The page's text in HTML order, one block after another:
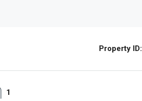
Property ID:
1